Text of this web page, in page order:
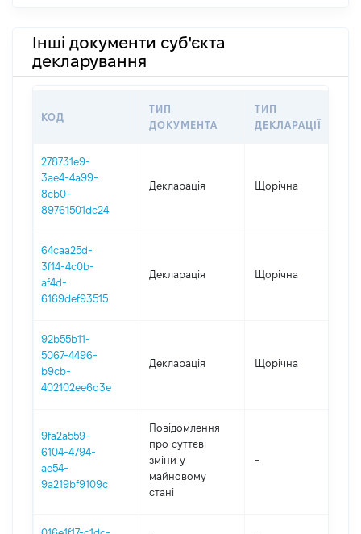
Інші документи суб'єкта
декларування
КОД
ТИП
ДОКУМЕНТА
ТИП
ДЕКЛАРАЦІЇ
278731e9-
3ae4-4a99-
8cb0-
89761501dc24
Декларація Щорічна
64caa25d-
3f14-4c0b-
af4d-
6169def93515
Декларація Щорічна
92b55b11-
5067-4496-
b9cb-
402102ee6d3e
Декларація Щорічна
9fa2a559-
6104-4794-
ae54-
9a219bf9109c
Повідомлення
про суттєві
зміни y
майновому
стані
-